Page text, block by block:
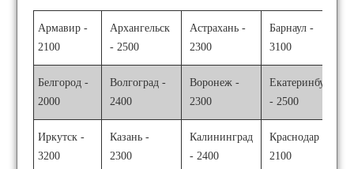
Армавир -
2100
Архангельск
- 2500
Астрахань -
2300
Барнаул -
3100
Белгород -
2000
Волгоград -
2400
Воронеж -
2300
Екатеринбург
- 2500
Иркутск -
3200
Казань -
2300
Калининград
- 2400
Краснодар -
2100